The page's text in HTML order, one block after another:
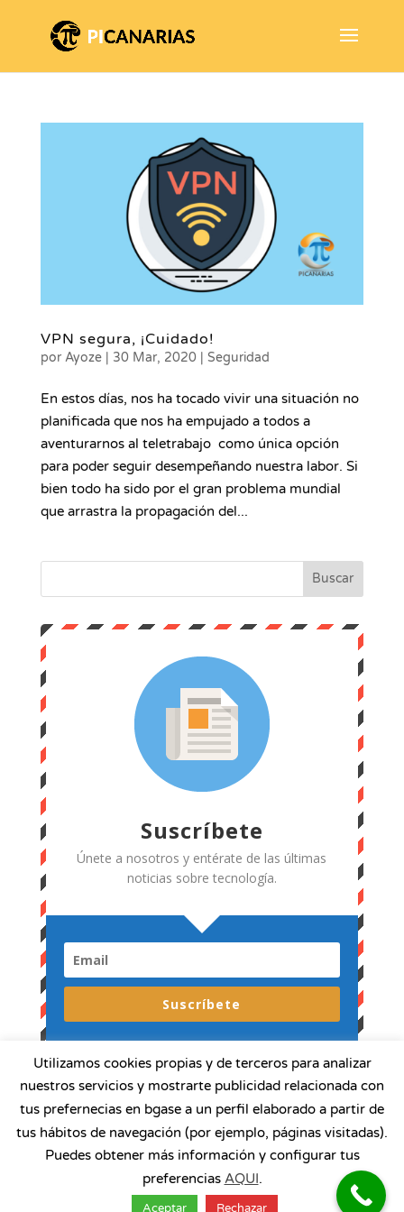
VPN segura, ¡Cuidado!
por Ayoze| 30 Mar, 2020| Seguridad
En estos días, nos ha tocado vivir una situación no
planificada que nos ha empujado a todos a
aventurarnos al teletrabajo como única opción
para poder seguir desempeñando nuestra labor. Si
bien todo ha sido por el gran problema mundial
que arrastra la propagación del...
Suscríbete
Únete a nosotros y entérate de las últimas
noticias sobre tecnología.
Suscríbete
Profesionales Informáticos de Canarias © 2026 |
Aviso legal y Política de privacidad
Política de
Cookies
Utilizamos cookies propias y de terceros para analizar
nuestros servicios y mostrarte publicidad relacionada con
tus prefernecias en bgase a un perfil elaborado a partir de
tus hábitos de navegación (por ejemplo, páginas visitadas).
Puedes obtener más información y configurar tus
preferencias AQUI.
Aceptar Rechazar